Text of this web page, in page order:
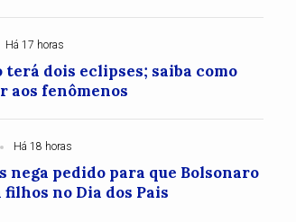
Há 17 horas
terá dois eclipses; saiba como
aos fenômenos
Há 18 horas
nega pedido para que Bolsonaro
filhos no Dia dos Pais